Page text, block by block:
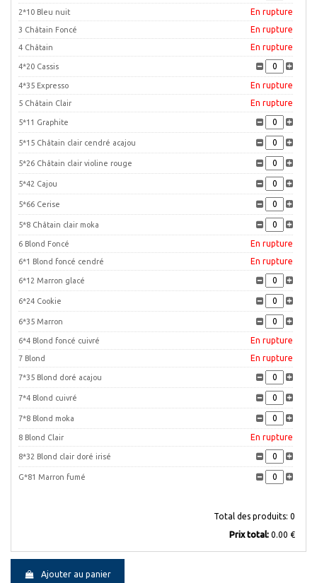
2*10 Bleu nuit En rupture
3 Châtain Foncé En rupture
4 Châtain En rupture
4*20 Cassis
4*35 Expresso En rupture
5 Châtain Clair En rupture
5*11 Graphite
5*15 Châtain clair cendré acajou
5*26 Châtain clair violine rouge
5*42 Cajou
5*66 Cerise
5*8 Châtain clair moka
6 Blond Foncé En rupture
6*1 Blond foncé cendré En rupture
6*12 Marron glacé
6*24 Cookie
6*35 Marron
6*4 Blond foncé cuivré En rupture
7 Blond En rupture
7*35 Blond doré acajou
7*4 Blond cuivré
7*8 Blond moka
8 Blond Clair En rupture
8*32 Blond clair doré irisé
G*81 Marron fumé
Total des produits: 0
Prix ​​total: 0.00 €
Ajouter au panier